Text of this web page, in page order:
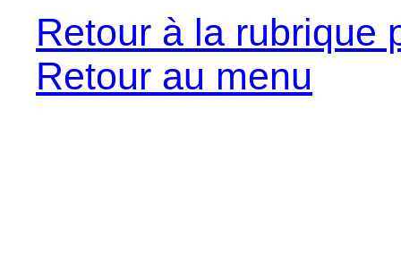
Retour à la rubrique
Retour au menu